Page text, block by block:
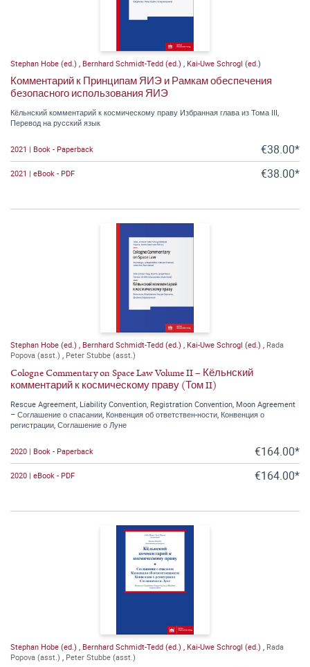
Stephan Hobe (ed.) Bernhard Schmidt-Tedd (ed.) Kai-Uwe Schrogl (ed.)
Комментарий к Принципам ЯИЭ и Рамкам обеспечения
безопасного использования ЯИЭ
Кёльнский комментарий к космическому праву Избранная глава из Тома III,
Перевод на русский язык
2021 | Book - Paperback €38.00*
2021 | eBook - PDF €38.00*
Stephan Hobe (ed.) Bernhard Schmidt-Tedd (ed.) Kai-Uwe Schrogl (ed.)
Rada
Popova (asst.)
Peter Stubbe (asst.)
Cologne Commentary on Space Law Volume II – Кёльнский
комментарий к космическому праву (Том II)
Rescue Agreement, Liability Convention, Registration Convention, Moon Agreement
– Соглашение о спасании, Конвенция об ответствен-ности, Конвенция о
регистрации, Соглашение о Луне
2020 | Book - Paperback €164.00*
2020 | eBook - PDF €164.00*
Stephan Hobe (ed.) Bernhard Schmidt-Tedd (ed.) Kai-Uwe Schrogl (ed.)
Rada
Popova (asst.)
Peter Stubbe (asst.)